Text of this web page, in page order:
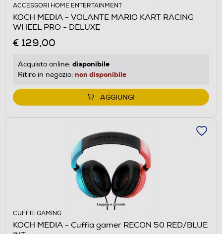
ACCESSORI HOME ENTERTAINMENT
KOCH MEDIA - VOLANTE MARIO KART RACING
WHEEL PRO - DELUXE
€ 129,00
Acquisto online: disponibile
Ritiro in negozio: non disponibile
AGGIUNGI
CUFFIE GAMING
KOCH MEDIA - Cuffia gamer RECON 50 RED/BLUE